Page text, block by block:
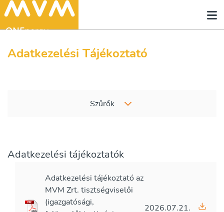
Adatkezelési Tájékoztató
Szűrők
Adatkezelési tájékoztatók
Adatkezelési tájékoztató az
MVM Zrt. tisztségviselői
(igazgatósági,
2026.07.21.